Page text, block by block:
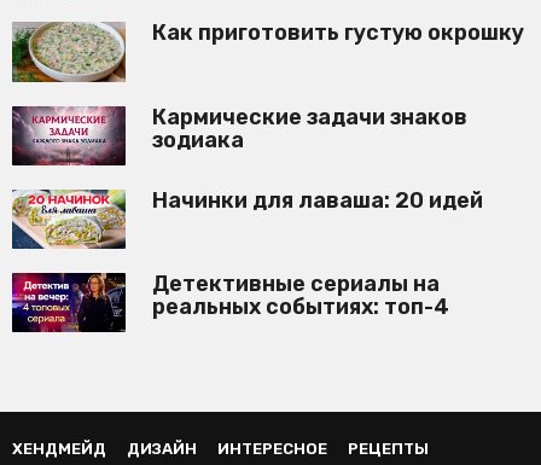
Как приготовить густую окрошку
Кармические задачи знаков
зодиака
Начинки для лаваша: 20 идей
Детективные сериалы на
реальных событиях: топ-4
ХЕНДМЕЙД ДИЗАЙН ИНТЕРЕСНОЕ
РЕЦЕПТЫ